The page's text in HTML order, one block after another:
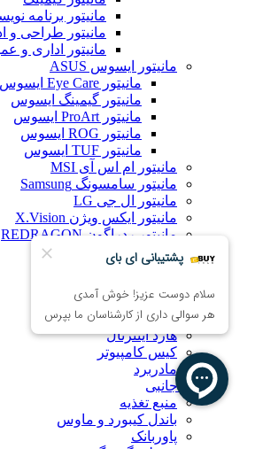
مانیتور برنامه
مانیتور طراحی و
مانیتور اداری و
مانیتور ایسوس ASUS
مانیتور Eye Care ایسوس
مانیتور گیمینگ ایسوس
مانیتور ProArt ایسوس
مانیتور ROG ایسوس
مانیتور TUF ایسوس
مانیتور ام اس آی MSI
مانیتور سامسونگ Samsung
مانیتور ال جی LG
مانیتور ایکس ویژن X.Vision
مانیتور ردراگون REDRAGON
کامپیوترهای All-in-One
قطعات و تجهیزات کامپیوتر
خنک‌کننده پردازنده
کارت گرافیک
هارد اینترنال
کیس کامپیوتر
مادربرد
لوازم جانبی
منبع تغذیه
باندل کیبورد و ماوس
پاوربانک